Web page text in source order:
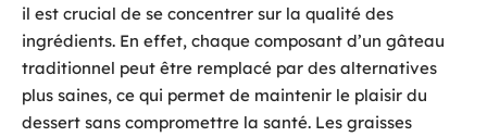
il est crucial de se concentrer sur la qualité des
ingrédients. En effet, chaque composant d’un gâteau
traditionnel peut être remplacé par des alternatives
plus saines, ce qui permet de maintenir le plaisir du
dessert sans compromettre la santé. Les graisses